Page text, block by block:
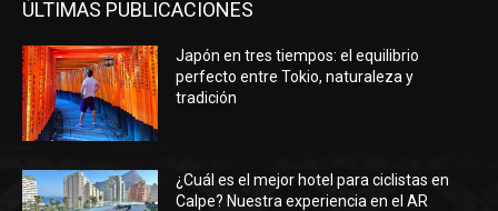
ÚLTIMAS PUBLICACIONES
Japón en tres tiempos: el equilibrio
perfecto entre Tokio, naturaleza y
tradición
¿Cuál es el mejor hotel para ciclistas en
Calpe? Nuestra experiencia en el AR